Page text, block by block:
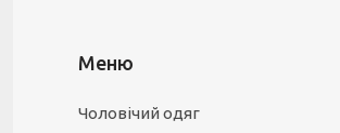
Чоловічий одяг